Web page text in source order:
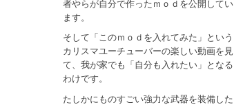
者やらが自分で作ったｍｏｄを公開してい
ます。
そして「このｍｏｄを入れてみた」という
カリスマユーチューバーの楽しい動画を見
て、我が家でも「自分も入れたい」となる
わけです。
たしかにものすごい強力な武器を装備した